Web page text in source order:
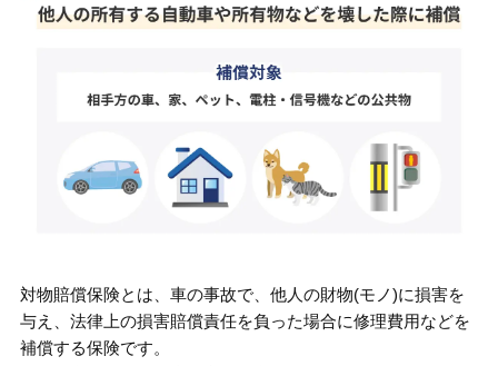
対物賠償保険の保険金額はいくら？
対物賠償保険は無制限がおすすめ？
対物賠償保険の補償を充実させる対物超過
対物賠償保険とは、車の事故で、他人の財物(モノ)に損害を
与え、法律上の損害賠償責任を負った場合に修理費用などを
補償する保険です。